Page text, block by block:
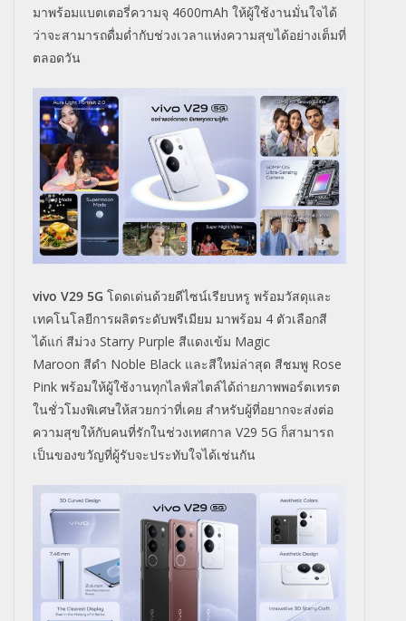
มาพร้อมแบตเตอรี่ความจุ 4600mAh ให้ผู้ใช้งานมั่นใจได้
ว่าจะสามารถดื่มด่ำกับช่วงเวลาแห่งความสุขได้อย่างเต็มที่
ตลอดวัน
vivo V29 5G โดดเด่นด้วยดีไซน์เรียบหรู พร้อมวัสดุและ
เทคโนโลยีการผลิตระดับพรีเมียม มาพร้อม 4 ตัวเลือกสี
ได้แก่ สีม่วง Starry Purple สีแดงเข้ม Magic
Maroon สีดำ Noble Black และสีใหม่ล่าสุด สีชมพู Rose
Pink พร้อมให้ผู้ใช้งานทุกไลฟ์สไตล์ได้ถ่ายภาพพอร์ตเทรต
ในชั่วโมงพิเศษให้สวยกว่าที่เคย สำหรับผู้ที่อยากจะส่งต่อ
ความสุขให้กับคนที่รักในช่วงเทศกาล V29 5G ก็สามารถ
เป็นของขวัญที่ผู้รับจะประทับใจได้เช่นกัน